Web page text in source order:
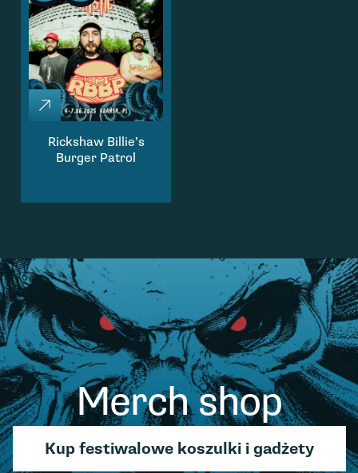
Rickshaw Billie’s
Burger Patrol
Merch shop
Kup festiwalowe koszulki i gadżety